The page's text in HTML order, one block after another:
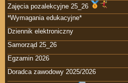
Zajęcia pozalekcyjne 25_26
*Wymagania edukacyjne*
Dziennik elektroniczny
Samorząd 25_26
Egzamin 2026
Doradca zawodowy 2025/2026